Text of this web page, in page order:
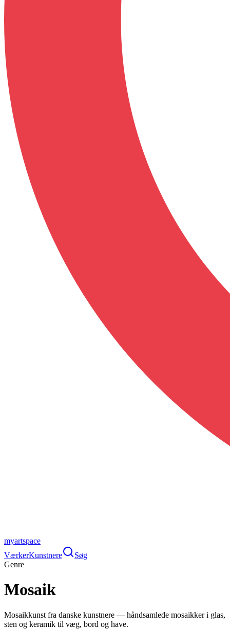
myartspace
VærkerKunstnere
Søg
Genre
Mosaik
Mosaikkunst fra danske kunstnere — håndsamlede mosaikker i glas,
sten og keramik til væg, bord og have.